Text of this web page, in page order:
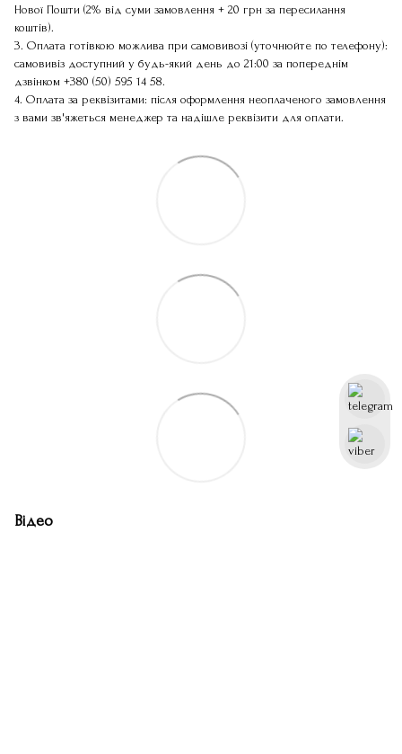
Нової Пошти (2% від суми замовлення + 20 грн за пересилання
коштів).
3. Оплата готівкою можлива при самовивозі (уточнюйте по телефону):
самовивіз доступний у будь-який день до 21:00 за попереднім
дзвінком +380 (50) 595 14 58.
4. Оплата за реквізитами: після оформлення неоплаченого замовлення
з вами зв'яжеться менеджер та надішле реквізити для оплати.
Відео